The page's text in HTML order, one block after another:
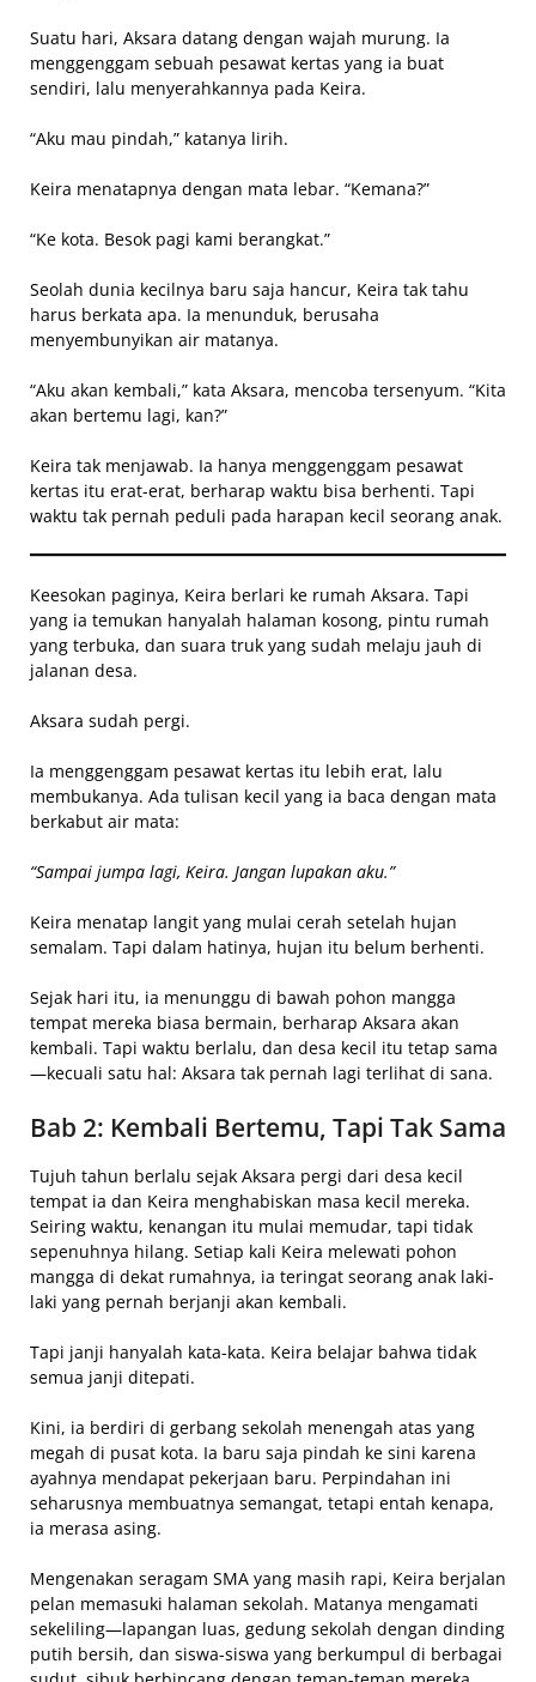
Suatu hari, Aksara datang dengan wajah murung. Ia
menggenggam sebuah pesawat kertas yang ia buat
sendiri, lalu menyerahkannya pada Keira.
“Aku mau pindah,” katanya lirih.
Keira menatapnya dengan mata lebar. “Kemana?”
“Ke kota. Besok pagi kami berangkat.”
Seolah dunia kecilnya baru saja hancur, Keira tak tahu
harus berkata apa. Ia menunduk, berusaha
menyembunyikan air matanya.
“Aku akan kembali,” kata Aksara, mencoba tersenyum. “Kita
akan bertemu lagi, kan?”
Keira tak menjawab. Ia hanya menggenggam pesawat
kertas itu erat-erat, berharap waktu bisa berhenti. Tapi
waktu tak pernah peduli pada harapan kecil seorang anak.
Keesokan paginya, Keira berlari ke rumah Aksara. Tapi
yang ia temukan hanyalah halaman kosong, pintu rumah
yang terbuka, dan suara truk yang sudah melaju jauh di
jalanan desa.
Aksara sudah pergi.
Ia menggenggam pesawat kertas itu lebih erat, lalu
membukanya. Ada tulisan kecil yang ia baca dengan mata
berkabut air mata:
“Sampai jumpa lagi, Keira. Jangan lupakan aku.”
Keira menatap langit yang mulai cerah setelah hujan
semalam. Tapi dalam hatinya, hujan itu belum berhenti.
Sejak hari itu, ia menunggu di bawah pohon mangga
tempat mereka biasa bermain, berharap Aksara akan
kembali. Tapi waktu berlalu, dan desa kecil itu tetap sama
—kecuali satu hal: Aksara tak pernah lagi terlihat di sana.
Bab 2: Kembali Bertemu, Tapi Tak Sama
Tujuh tahun berlalu sejak Aksara pergi dari desa kecil
tempat ia dan Keira menghabiskan masa kecil mereka.
Seiring waktu, kenangan itu mulai memudar, tapi tidak
sepenuhnya hilang. Setiap kali Keira melewati pohon
mangga di dekat rumahnya, ia teringat seorang anak laki-
laki yang pernah berjanji akan kembali.
Tapi janji hanyalah kata-kata. Keira belajar bahwa tidak
semua janji ditepati.
Kini, ia berdiri di gerbang sekolah menengah atas yang
megah di pusat kota. Ia baru saja pindah ke sini karena
ayahnya mendapat pekerjaan baru. Perpindahan ini
seharusnya membuatnya semangat, tetapi entah kenapa,
ia merasa asing.
Mengenakan seragam SMA yang masih rapi, Keira berjalan
pelan memasuki halaman sekolah. Matanya mengamati
sekeliling—lapangan luas, gedung sekolah dengan dinding
putih bersih, dan siswa-siswa yang berkumpul di berbagai